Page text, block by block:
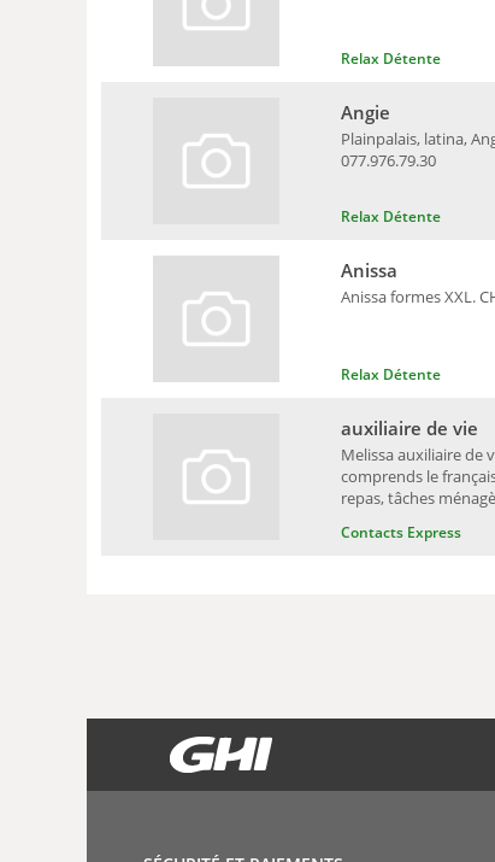
Relax Détente
Relax Détente
Plainpalais, latina,
077.976.79.30
Angie
Relax Détente
Anissa formes XXL.
Anissa
Contacts Express
Melissa auxiliaire de
comprends le
repas, tâches
auxiliaire de vie